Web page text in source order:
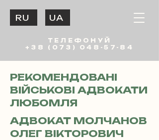
ТЕЛЕФОНУЙ
+38 (073) 048-57-84
UA
RU
РЕКОМЕНДОВАНІ
ВІЙСЬКОВІ АДВОКАТИ
ЛЮБОМЛЯ
АДВОКАТ МОЛЧАНОВ
ОЛЕГ ВІКТОРОВИЧ